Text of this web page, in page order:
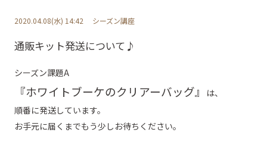
2020.04.08(水) 14:42 シーズン講座
通販キット発送について♪
シーズン課題A
『ホワイトブーケのクリアーバッグ』
は、
順番に発送しています。
お手元に届くまでもう少しお待ちください。